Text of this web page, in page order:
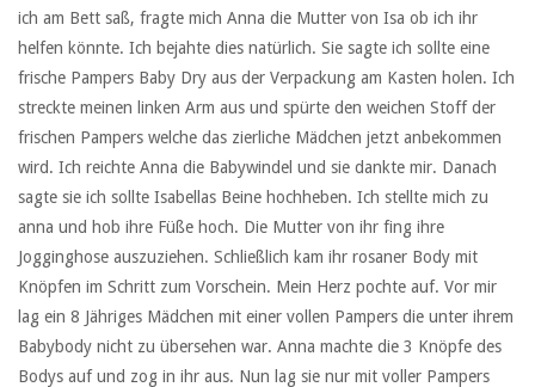
ich am Bett saß, fragte mich Anna die Mutter von Isa ob ich ihr
helfen könnte. Ich bejahte dies natürlich. Sie sagte ich sollte eine
frische Pampers Baby Dry aus der Verpackung am Kasten holen. Ich
streckte meinen linken Arm aus und spürte den weichen Stoff der
frischen Pampers welche das zierliche Mädchen jetzt anbekommen
wird. Ich reichte Anna die Babywindel und sie dankte mir. Danach
sagte sie ich sollte Isabellas Beine hochheben. Ich stellte mich zu
anna und hob ihre Füße hoch. Die Mutter von ihr fing ihre
Jogginghose auszuziehen. Schließlich kam ihr rosaner Body mit
Knöpfen im Schritt zum Vorschein. Mein Herz pochte auf. Vor mir
lag ein 8 Jähriges Mädchen mit einer vollen Pampers die unter ihrem
Babybody nicht zu übersehen war. Anna machte die 3 Knöpfe des
Bodys auf und zog in ihr aus. Nun lag sie nur mit voller Pampers